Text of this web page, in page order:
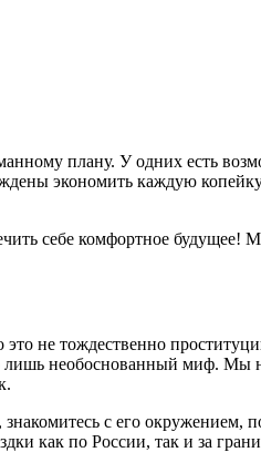
плану. У одних есть
экономить каждую
себе комфортное будущее!
не тождественно
лишь необоснованный миф. Мы
с его окружением,
как по России, так и за